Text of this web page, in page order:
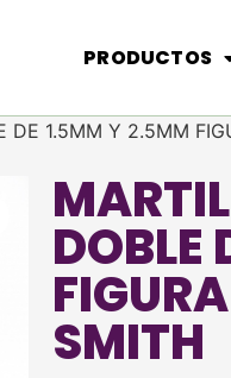
PRODUCTOS
DE 1.5MM Y 2.5MM
DOBLE
SMITH